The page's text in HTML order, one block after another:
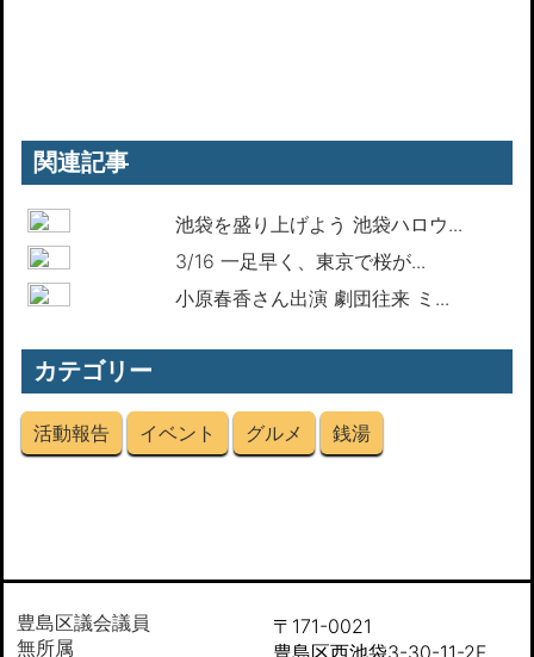
関連記事
池袋を盛り上げよう 池袋ハロウ...
3/16 一足早く、東京で桜が...
小原春香さん出演 劇団往来 ミ...
カテゴリー
活動報告 イベント グルメ 銭湯
豊島区議会議員
無所属
〒171-0021